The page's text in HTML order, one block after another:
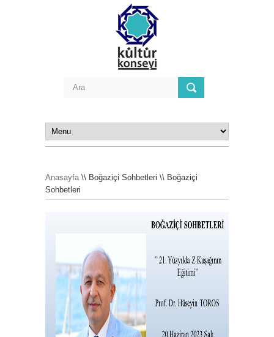
Anasayfa\\ Boğaziçi Sohbetleri \\ Boğaziçi
Sohbetleri